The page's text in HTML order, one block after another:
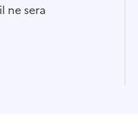
ne sera